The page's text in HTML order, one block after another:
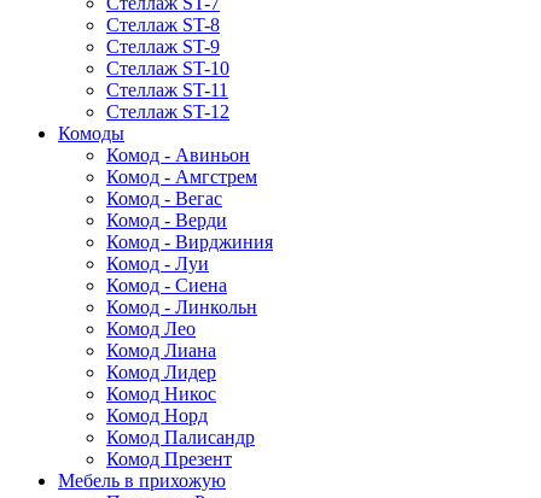
Стеллаж ST-8
Стеллаж ST-9
Стеллаж ST-10
Стеллаж ST-11
Стеллаж ST-12
Комоды
Комод - Авиньон
Комод - Амгстрем
Комод - Вегас
Комод - Верди
Комод - Вирджиния
Комод - Луи
Комод - Сиена
Комод - Линкольн
Комод Лео
Комод Лиана
Комод Лидер
Комод Никос
Комод Норд
Комод Палисандр
Комод Презент
Мебель в прихожую